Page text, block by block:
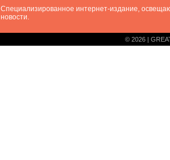
Специализированное интернет-издание,
новости.
© 2026 |